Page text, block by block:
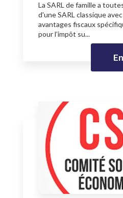
La SARL de famille a
d'une SARL classique
avantages fiscaux
pour l’impôt su...